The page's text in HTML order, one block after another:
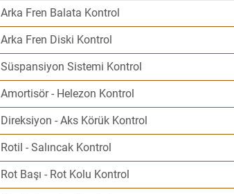
Arka Fren Balata Kontrol
Arka Fren Diski Kontrol
Süspansiyon Sistemi Kontrol
Amortisör - Helezon Kontrol
Direksiyon - Aks Körük Kontrol
Rotil - Salıncak Kontrol
Rot Başı - Rot Kolu Kontrol